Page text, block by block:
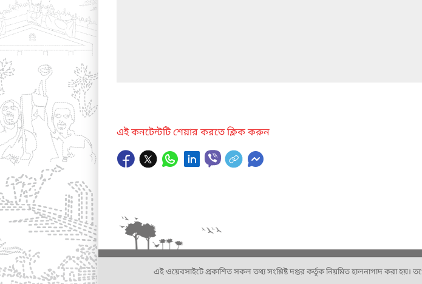
এই কনটেন্টটি শেয়ার করতে ক্লিক করুন
এই ওয়েবসাইটে প্রকাশিত সকল তথ্য সংশ্লিষ্ট দপ্তর কর্তৃক নিয়মিত হালনাগাদ করা হয়।